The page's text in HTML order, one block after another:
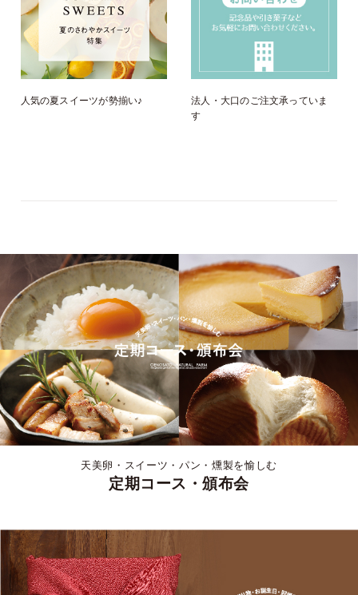
人気の夏スイーツが勢揃い♪
法人・大口のご注文承っていま
す
天美卵・スイーツ・パン・燻製を愉しむ
定期コース・頒布会